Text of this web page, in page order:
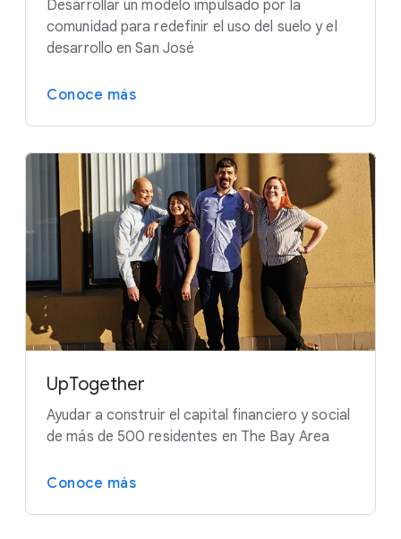
Desarrollar un modelo impulsado por la
comunidad para redefinir el uso del suelo y el
desarrollo en San José
Conoce más
UpTogether
Ayudar a construir el capital financiero y social
de más de 500 residentes en The Bay Area
Conoce más